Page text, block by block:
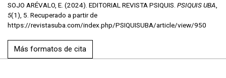
SOJO ARÉVALO, E. (2024). EDITORIAL REVISTA PSIQUIS. PSIQUIS UBA,
5(1), 5. Recuperado a partir de
https://revistasuba.com/index.php/PSIQUISUBA/article/view/950
Más formatos de cita